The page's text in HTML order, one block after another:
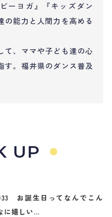
ーヨガ』『キッズダン
の能力と人間力を高める
て、ママや子ども達の心
す。福井県のダンス普及
UP
お誕生日ってなんでこん
に嬉しい...